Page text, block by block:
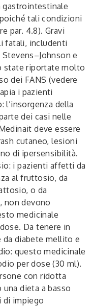
gastrointestinale
tali condizioni
par. 4.8). Gravi
fatali, includenti
e
state riportate molto
dei FANS (vedere
i pazienti
l’insorgenza della
dei casi nelle
deve essere
cutaneo, lesioni
di ipersensibilità.
: i pazienti affetti da
al fruttosio, da
o da
non devono
medicinale
Da tenere in
diabete mellito e
: questo medicinale
per dose (30 ml).
con ridotta
dieta a basso
di impiego